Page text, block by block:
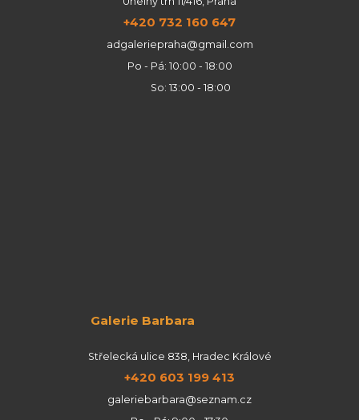
+420 732 160 647
adgaleriepraha@gmail.com
Po - Pá: 10:00 - 18:00
So: 13:00 - 18:00
Galerie Barbara
Střelecká ulice 838, Hradec Králové
+420 603 199 413
galeriebarbara@seznam.cz